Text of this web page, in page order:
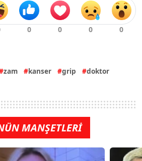
zam kanser grip
doktor
MANŞETLERİ